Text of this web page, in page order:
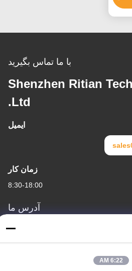
با ما تماس بگیرید
Shenzhen Ritian
Ltd.
ایمیل
زمان کار
8:30-18:00
آدرس ما
6:22 AM